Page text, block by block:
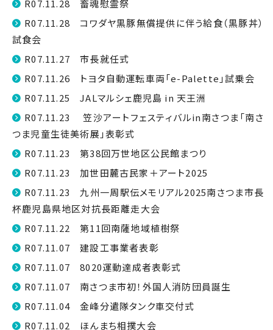
R07.11.28 畜魂慰霊祭
R07.11.28 コワダヤ黒豚無償提供に伴う給食（黒豚丼）
試食会
R07.11.27 市長就任式
R07.11.26 トヨタ自動運転車両「e-Palette」試乗会
R07.11.25 JALマルシェ鹿児島 in 天王洲
R07.11.23 笠沙アートフェスティバルin南さつま「南さ
つま児童生徒美術展」表彰式
R07.11.23 第38回万世地区公民館まつり
R07.11.23 加世田麓古民家＋アート2025
R07.11.23 九州一周駅伝メモリアル2025南さつま市長
杯鹿児島県地区対抗長距離走大会
R07.11.22 第11回南薩地域植樹祭
R07.11.07 建設工事業者表彰
R07.11.07 8020運動達成者表彰式
R07.11.07 南さつま市初！外国人消防団員誕生
R07.11.04 金峰分遣隊タンク車交付式
R07.11.02 ほんまち相撲大会